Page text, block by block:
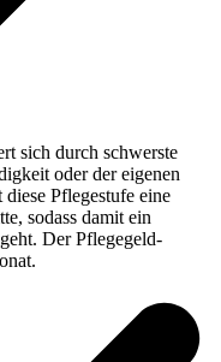
sich durch schwerste
oder der eigenen
Pflegestufe eine
sodass damit ein
Der Pflegegeld-